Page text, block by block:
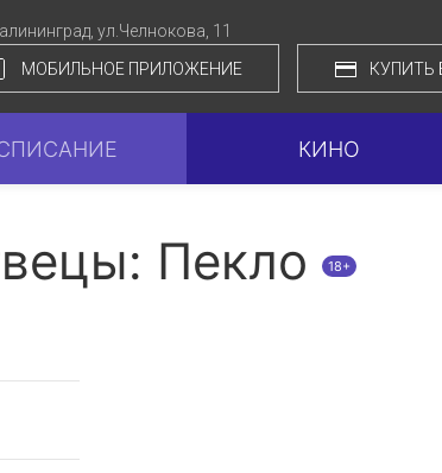
ул.Челнокова, 11
МОБИЛЬНОЕ ПРИЛОЖЕНИЕ КУПИТЬ
КИНО
Пекло 18+